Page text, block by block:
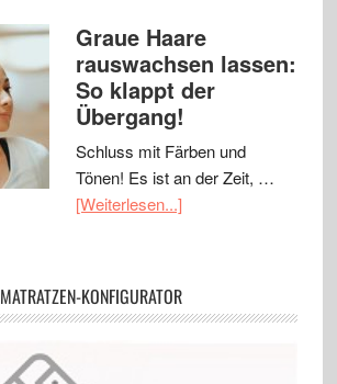
Graue Haare
rauswachsen lassen:
So klappt der
Übergang!
Schluss mit Färben und
Tönen! Es ist an der Zeit, …
[Weiterlesen...]
MATRATZEN-KONFIGURATOR